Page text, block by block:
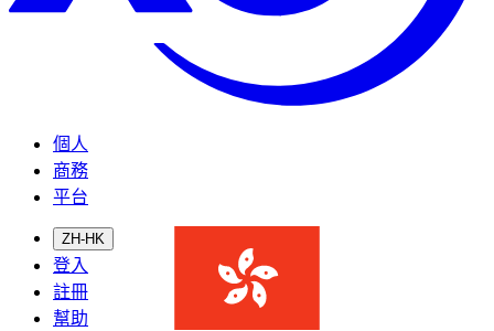
個人
商務
平台
ZH-HK
登入
註冊
幫助